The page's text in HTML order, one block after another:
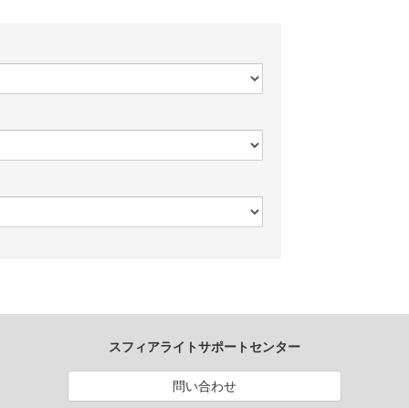
スフィアライトサポートセンター
問い合わせ